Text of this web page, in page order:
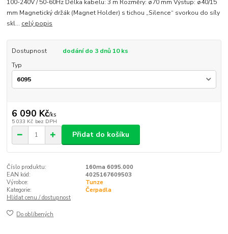
100-240V / 50-60Hz Délka kabelu: 3 m Rozměry: ø70 mm Výstup: ø40/15
mm Magnetický držák (Magnet Holder) s tichou „Silence“ svorkou do síly
skl... celý popis
Dostupnost
dodání do 3 dnů 10 ks
Typ
6 090 Kč/ks
5 033 Kč bez DPH
Přidat do košíku
Číslo produktu:
160ma 6095.000
EAN kód:
4025167609503
Výrobce:
Tunze
Kategorie:
Čerpadla
Hlídat cenu / dostupnost
Do oblíbených